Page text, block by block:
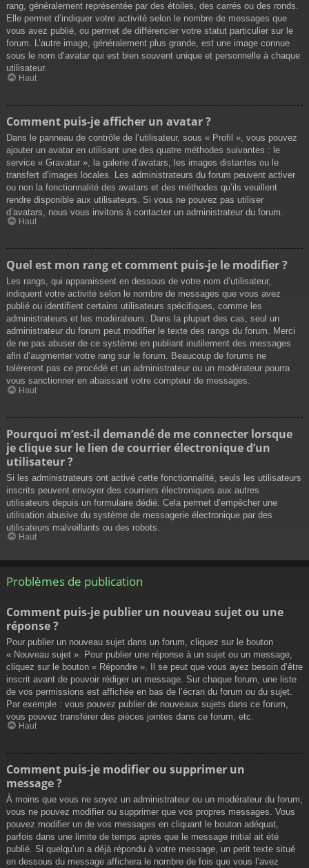
rang, généralement représentée par des étoiles, des carrés ou des ronds.
Elle permet d’indiquer votre activité selon le nombre de messages que
vous avez publié, ou permet de différencier votre statut particulier sur le
forum. L’autre image, généralement plus grande, est une image connue
sous le nom d’avatar qui est bien souvent unique et personnelle à chaque
utilisateur.
Haut
Comment puis-je afficher un avatar ?
Dans le panneau de contrôle de l’utilisateur, sous « Profil », vous pouvez
ajouter un avatar en utilisant une des quatre méthodes suivantes : le
service « Gravatar », la galerie d’avatars, les images distantes ou le
transfert d’images locales. Les administrateurs du forum peuvent activer
ou non la fonctionnalité des avatars et des méthodes qu’ils veuillent
rendre disponible aux utilisateurs. Si vous ne pouvez pas utiliser
d’avatars, nous vous invitons à contacter un administrateur du forum.
Haut
Quel est mon rang et comment puis-je le modifier ?
Les rangs, qui apparaissent en dessous de votre nom d’utilisateur,
indiquent votre activité selon le nombre de messages que vous avez
publié ou identifient certains utilisateurs spécifiques, comme les
administrateurs et les modérateurs. Dans la plupart des cas, seul un
administrateur du forum peut modifier le texte des rangs du forum. Merci
de ne pas abuser de ce système en publiant inutilement des messages
afin d’augmenter votre rang sur le forum. Beaucoup de forums ne
toléreront pas ce procédé et un administrateur ou un modérateur pourra
vous sanctionner en abaissant votre compteur de messages.
Haut
Pourquoi m’est-il demandé de me connecter lorsque
je clique sur le lien de courrier électronique d’un
utilisateur ?
Si les administrateurs ont activé cette fonctionnalité, seuls les utilisateurs
inscrits peuvent envoyer des courriers électroniques aux autres
utilisateurs depuis un formulaire dédié. Cela permet d’empêcher une
utilisation abusive du système de messagerie électronique par des
utilisateurs malveillants ou des robots.
Haut
Problèmes de publication
Comment puis-je publier un nouveau sujet ou une
réponse ?
Pour publier un nouveau sujet dans un forum, cliquez sur le bouton
« Nouveau sujet ». Pour publier une réponse à un sujet ou un message,
cliquez sur le bouton « Répondre ». Il se peut que vous ayez besoin d’être
inscrit avant de pouvoir rédiger un message. Sur chaque forum, une liste
de vos permissions est affichée en bas de l’écran du forum ou du sujet.
Par exemple : vous pouvez publier de nouveaux sujets dans ce forum,
vous pouvez transférer des pièces jointes dans ce forum, etc.
Haut
Comment puis-je modifier ou supprimer un
message ?
À moins que vous ne soyez un administrateur ou un modérateur du forum,
vous ne pouvez modifier ou supprimer que vos propres messages. Vous
pouvez modifier un de vos messages en cliquant le bouton adéquat,
parfois dans une limite de temps après que le message initial ait été
publié. Si quelqu’un a déjà répondu à votre message, un petit texte situé
en dessous du message affichera le nombre de fois que vous l’avez